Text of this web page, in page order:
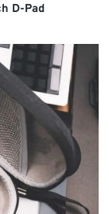
D-Pad